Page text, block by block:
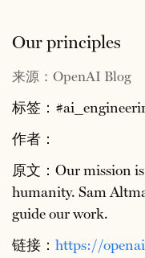
Our principles
来源：OpenAI Blog
标签：
作者：
原文：Our mission
humanity. Sam
guide our work.
链接： https://